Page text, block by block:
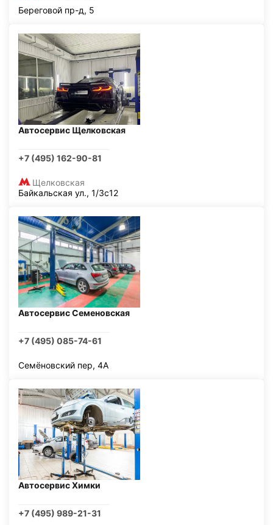
Береговой пр-д, 5
Автосервис Щелковская
+7 (495) 162-90-81
Щелковская
Байкальская ул., 1/3с12
Автосервис Семеновская
+7 (495) 085-74-61
Семёновский пер, 4А
Автосервис Химки
+7 (495) 989-21-31